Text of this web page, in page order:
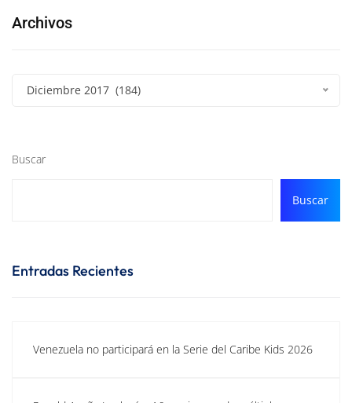
Archivos
Diciembre 2017 (184)
Buscar
Buscar
Entradas Recientes
Venezuela no participará en la Serie del Caribe Kids 2026